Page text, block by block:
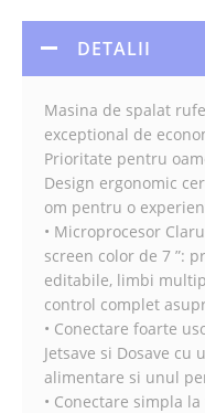
DETALII
Masina de spalat
exceptional de
Prioritate pentru
Design ergonomic
om pentru o
• Microprocesor
screen color de 7 ”:
editabile, limbi
control complet
• Conectare foarte
Jetsave si Dosave
alimentare si unul
• Conectare simpla